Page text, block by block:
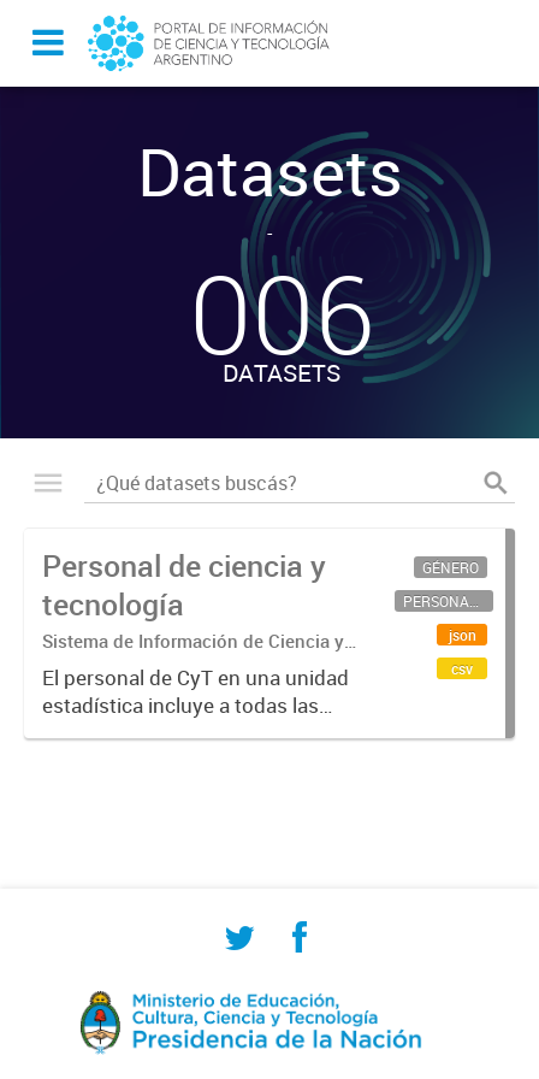
Datasets
-
006
DATASETS
Personal de ciencia y
tecnología
Sistema de Información de Ciencia y
Tecnología Argentino (SICYTAR)
El personal de CyT en una unidad
estadística incluye a todas las
personas involucradas
GÉNERO
PERSONAL CIENTÍFICO-TECNOLÓGICO
json
csv